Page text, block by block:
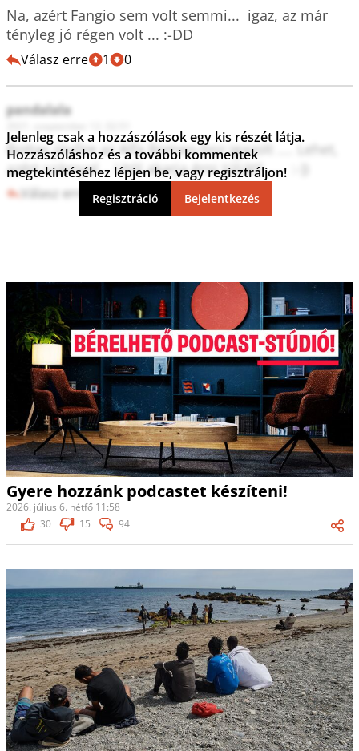
Na, azért Fangio sem volt semmi...  igaz, az már
tényleg jó régen volt ... :-DD
Válasz erre 1 0
pandalala
Bottas jövőre az Alfa Romeo-hoz igazolt .... Lehet,
azért szárnyal .. Utól akarja érni Júliát!! ....  :-))
Válasz erre 0 0
Jelenleg csak a hozzászólások egy kis részét látja.
Hozzászóláshoz és a további kommentek
megtekintéséhez lépjen be, vagy regisztráljon!
Regisztráció Bejelentkezés
Gyere hozzánk podcastet készíteni!
2026. július 6. hétfő 11:58
30
15 94